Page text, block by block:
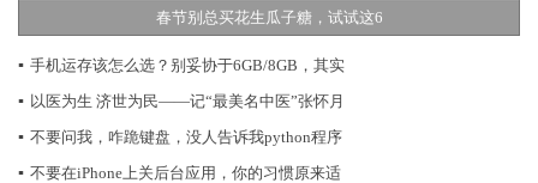
春节别总买花生瓜子糖，试试这6
▪ 手机运存该怎么选？别妥协于6GB/8GB，其实
▪ 以医为生 济世为民——记“最美名中医”张怀月
▪ 不要问我，咋跪键盘，没人告诉我python程序
▪ 不要在iPhone上关后台应用，你的习惯原来适